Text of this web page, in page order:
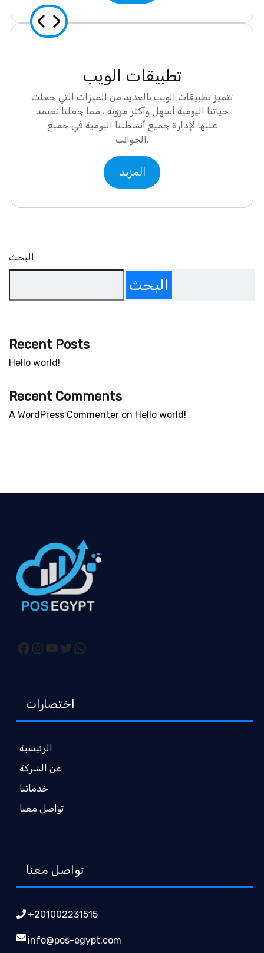
تطبيقات الويب
تتميز تطبيقات الويب بالعديد من الميزات التي جعلت
حياتنا اليومية أسهل وأكثر مرونة ، مما جعلنا نعتمد
عليها لإدارة جميع أنشطتنا اليومية في جميع
الجوانب.
المزيد
البحث
البحث
Recent Posts
Hello world!
Recent Comments
A WordPress Commenter on Hello world!
اختصارات
الرئيسية
عن الشركة
خدماتنا
تواصل معنا
تواصل معنا
+201002231515
info@pos-egypt.com